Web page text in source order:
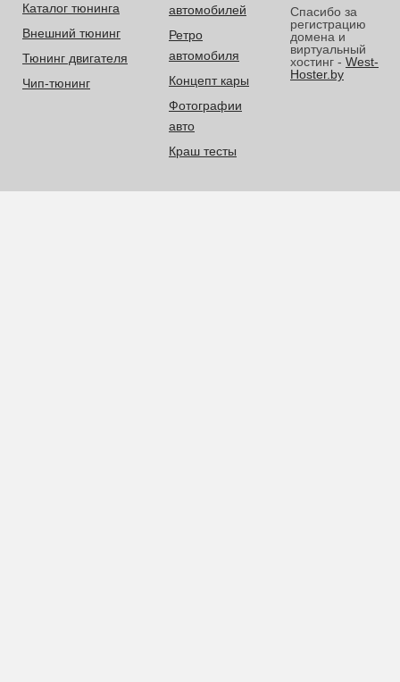
Каталог тюнинга
Внешний тюнинг
Тюнинг двигателя
Чип-тюнинг
автомобилей
Ретро
автомобиля
Концепт кары
Фотографии
авто
Краш тесты
Спасибо за
регистрацию
домена и
виртуальный
хостинг - West-
Hoster.by